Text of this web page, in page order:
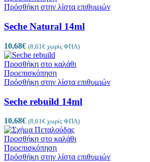
Πρόσθήκη στην λίστα επιθυμιών
Seche Natural 14ml
10,68€ (8,61 € χωρίς ΦΠΑ)
Προσθήκη στο καλάθι
Προεπισκόπηση
Πρόσθήκη στην λίστα επιθυμιών
Seche rebuild 14ml
10,68€ (8,61€ χωρίς ΦΠΑ)
Προσθήκη στο καλάθι
Προεπισκόπηση
Πρόσθήκη στην λίστα επιθυμιών